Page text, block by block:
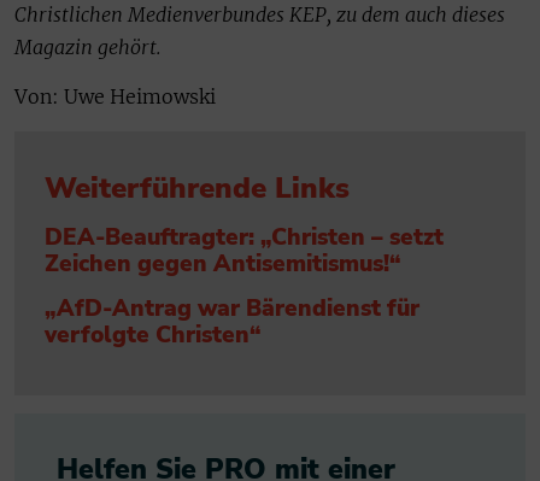
Christlichen Medienverbundes KEP, zu dem auch dieses
Magazin gehört.
Von: Uwe Heimowski
Weiterführende Links
DEA-Beauftragter: „Christen – setzt
Zeichen gegen Antisemitismus!“
„AfD-Antrag war Bärendienst für
verfolgte Christen“
Helfen Sie PRO mit einer